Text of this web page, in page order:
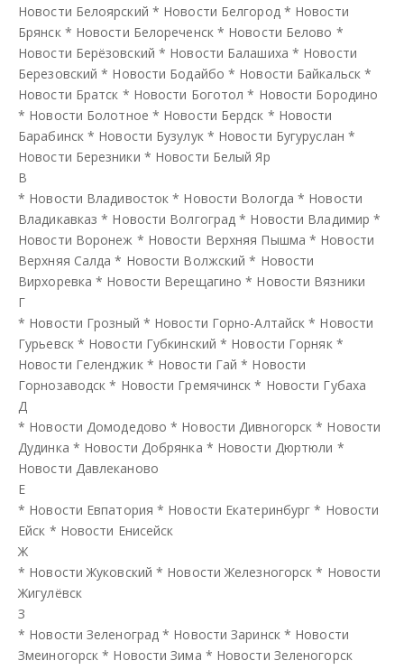
Новости Белоярский * Новости Белгород * Новости
Брянск * Новости Белореченск * Новости Белово *
Новости Берёзовский * Новости Балашиха * Новости
Березовский * Новости Бодайбо * Новости Байкальск *
Новости Братск * Новости Боготол * Новости Бородино
* Новости Болотное * Новости Бердск * Новости
Барабинск * Новости Бузулук * Новости Бугуруслан *
Новости Березники * Новости Белый Яр
В
* Новости Владивосток * Новости Вологда * Новости
Владикавказ * Новости Волгоград * Новости Владимир *
Новости Воронеж * Новости Верхняя Пышма * Новости
Верхняя Салда * Новости Волжский * Новости
Вирхоревка * Новости Верещагино * Новости Вязники
Г
* Новости Грозный * Новости Горно-Алтайск * Новости
Гурьевск * Новости Губкинский * Новости Горняк *
Новости Геленджик * Новости Гай * Новости
Горнозаводск * Новости Гремячинск * Новости Губаха
Д
* Новости Домодедово * Новости Дивногорск * Новости
Дудинка * Новости Добрянка * Новости Дюртюли *
Новости Давлеканово
Е
* Новости Евпатория * Новости Екатеринбург * Новости
Ейск * Новости Енисейск
Ж
* Новости Жуковский * Новости Железногорск * Новости
Жигулёвск
З
* Новости Зеленоград * Новости Заринск * Новости
Змеиногорск * Новости Зима * Новости Зеленогорск